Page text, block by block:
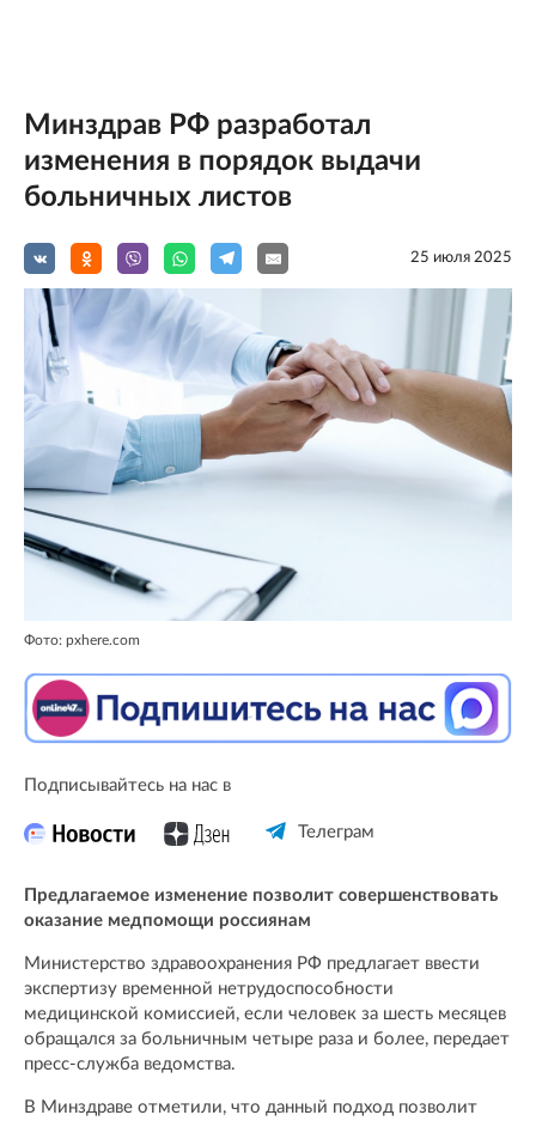
Минздрав РФ разработал
изменения в порядок выдачи
больничных листов
25 июля 2025
Фото: pxhere.com
Подписывайтесь на нас в
Телеграм
Предлагаемое изменение позволит совершенствовать
оказание медпомощи россиянам
Министерство здравоохранения РФ предлагает ввести
экспертизу временной нетрудоспособности
медицинской комиссией, если человек за шесть месяцев
обращался за больничным четыре раза и более, передает
пресс-служба ведомства.
В Минздраве отметили, что данный подход позволит